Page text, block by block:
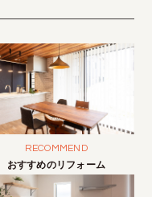
RECOMMEND
おすすめのリフォーム